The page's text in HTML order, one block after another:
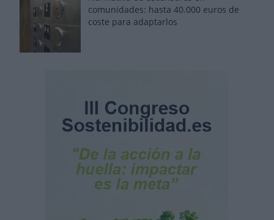
comunidades: hasta 40.000 euros de
coste para adaptarlos